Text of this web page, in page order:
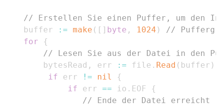
// Erstellen Sie einen Puffer, um den
	buffer
:= make ( [ ] byte , 1024 )
//
for
{
// Lesen Sie aus der Datei in den
		bytesRead
, err := file . Read ( buffer )
if err != nil
{
if err == io . EOF
{
// Ende der Datei erreicht